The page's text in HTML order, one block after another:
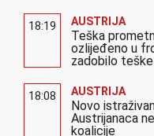
18:19 AUSTRIJA
Teška
ozlijeđeno u
zadobilo
18:08 AUSTRIJA
Novo
Austrijanaca
koalicije